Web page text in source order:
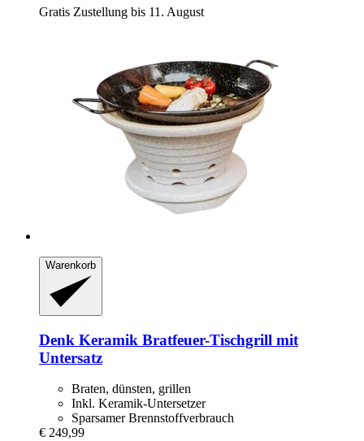
Gratis Zustellung bis 11. August
Warenkorb
Denk Keramik Bratfeuer-​Tischgrill mit
Untersatz
Braten, dünsten, grillen
Inkl. Keramik-Untersetzer
Sparsamer Brennstoffverbrauch
€ 249,99